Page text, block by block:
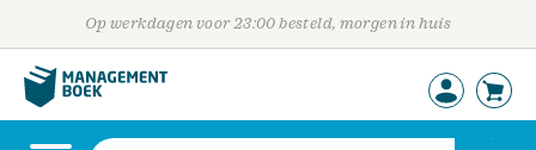
Op werkdagen voor 23:00 besteld, morgen in huis